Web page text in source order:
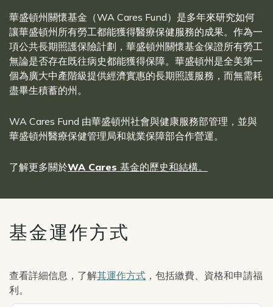
華盛頓州關懷基金（WA Cares Fund）是多年來研究如何
讓華盛頓州所有勞工都能獲得醫療保健服務的成果。作為一
項公共長期照護保險計劃，華盛頓州關懷基金保證所有勞工
無論是否存在既往病史都能獲得保障。華盛頓州是全美第一
個為廣大中產階級提供經濟實惠的長期照護服務，而無需耗
盡畢生積蓄的州。
WA Cares Fund 由華盛頓州社會與健康服務部管理，並與
華盛頓州醫療保健管理局和就業保障部合作營運。
了解更多關於WA Cares 基金的歷史和結構。
基金運作方式
查看詳細信息，了解其運作方式 ，包括繳費、資格和申請福
利。